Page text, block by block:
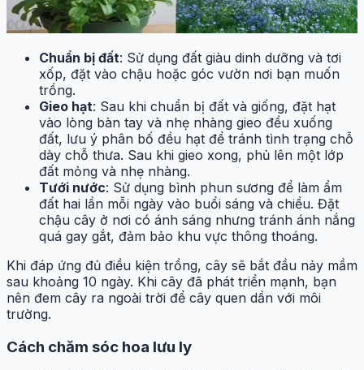
Chuẩn bị đất: Sử dụng đất giàu dinh dưỡng và tơi
xốp, đặt vào chậu hoặc góc vườn nơi bạn muốn
trồng.
Gieo hạt: Sau khi chuẩn bị đất và giống, đặt hạt
vào lòng bàn tay và nhẹ nhàng gieo đều xuống
đất, lưu ý phân bố đều hạt để tránh tình trạng chỗ
dày chỗ thưa. Sau khi gieo xong, phủ lên một lớp
đất mỏng và nhẹ nhàng.
Tưới nước: Sử dụng bình phun sương để làm ẩm
đất hai lần mỗi ngày vào buổi sáng và chiều. Đặt
chậu cây ở nơi có ánh sáng nhưng tránh ánh nắng
quá gay gắt, đảm bảo khu vực thông thoáng.
Khi đáp ứng đủ điều kiện trồng, cây sẽ bắt đầu nảy mầm
sau khoảng 10 ngày. Khi cây đã phát triển mạnh, bạn
nên đem cây ra ngoài trời để cây quen dần với môi
trường.
Cách chăm sóc hoa lưu ly